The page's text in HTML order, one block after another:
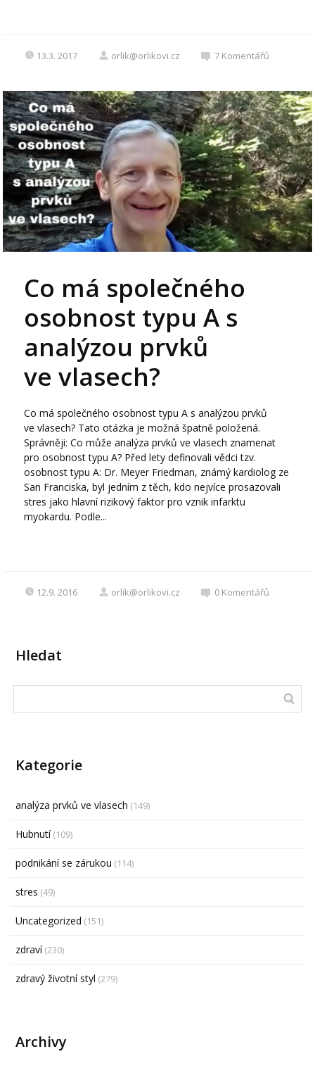
13.3. 2017 orlik@orlikovi.cz 7 Komentářů
Co má společného
osobnost typu A s
analýzou prvků
ve vlasech?
Co má společného osobnost typu A s analýzou prvků
ve vlasech? Tato otázka je možná špatně položená.
Správněji: Co může analýza prvků ve vlasech znamenat
pro osobnost typu A? Před lety definovali vědci tzv.
osobnost typu A: Dr. Meyer Friedman, známý kardiolog ze
San Franciska, byl jedním z těch, kdo nejvíce prosazovali
stres jako hlavní rizikový faktor pro vznik infarktu
myokardu. Podle...
12.9. 2016 orlik@orlikovi.cz 0 Komentářů
Hledat
Kategorie
analýza prvků ve vlasech (149)
Hubnutí(109)
podnikání se zárukou (114)
stres (49)
Uncategorized (151)
zdraví(230)
zdravý životní styl (279)
Archivy